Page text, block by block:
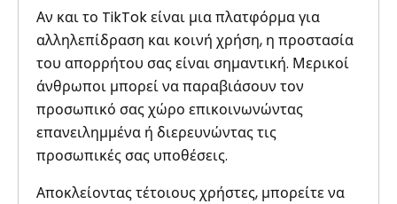
Αν και το TikTok είναι μια πλατφόρμα για
αλληλεπίδραση και κοινή χρήση, η προστασία
του απορρήτου σας είναι σημαντική. Μερικοί
άνθρωποι μπορεί να παραβιάσουν τον
προσωπικό σας χώρο επικοινωνώντας
επανειλημμένα ή διερευνώντας τις
προσωπικές σας υποθέσεις.
Αποκλείοντας τέτοιους χρήστες, μπορείτε να